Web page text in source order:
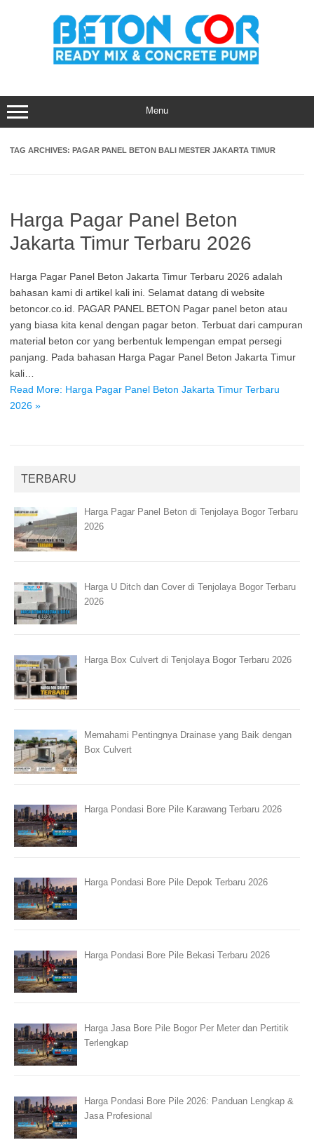
Menu
TAG ARCHIVES: PAGAR PANEL BETON BALI MESTER JAKARTA TIMUR
Harga Pagar Panel Beton
Jakarta Timur Terbaru 2026
Harga Pagar Panel Beton Jakarta Timur Terbaru 2026 adalah
bahasan kami di artikel kali ini. Selamat datang di website
betoncor.co.id. PAGAR PANEL BETON Pagar panel beton atau
yang biasa kita kenal dengan pagar beton. Terbuat dari campuran
material beton cor yang berbentuk lempengan empat persegi
panjang. Pada bahasan Harga Pagar Panel Beton Jakarta Timur
kali…
Read More: Harga Pagar Panel Beton Jakarta Timur Terbaru
2026 »
TERBARU
Harga Pagar Panel Beton di Tenjolaya Bogor Terbaru
2026
Harga U Ditch dan Cover di Tenjolaya Bogor Terbaru
2026
Harga Box Culvert di Tenjolaya Bogor Terbaru 2026
Memahami Pentingnya Drainase yang Baik dengan
Box Culvert
Harga Pondasi Bore Pile Karawang Terbaru 2026
Harga Pondasi Bore Pile Depok Terbaru 2026
Harga Pondasi Bore Pile Bekasi Terbaru 2026
Harga Jasa Bore Pile Bogor Per Meter dan Pertitik
Terlengkap
Harga Pondasi Bore Pile 2026: Panduan Lengkap &
Jasa Profesional